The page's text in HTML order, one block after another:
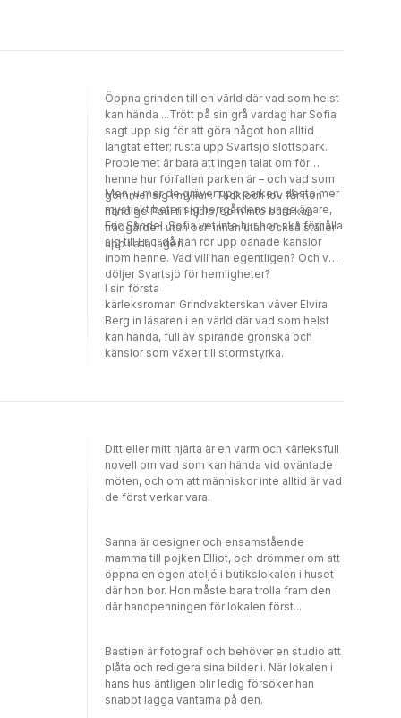
även småbarnspappan Max – varm, trygg och
den perfekta fadersfiguren för Ida. På olika
sätt väcker de båda männen något i Ella.
Kommer hon kunna fortsätta som förut i trygg
ensamhet? Eller ska hon våga tro på kärleken
igen?Elvira Bergs första kärleksroman
Grindvakterskan möttes av fina recensioner
och i Bröllopsbyrån bjuder hon in till en värld
av vardagskaos, cremefärgat siden och
tokiga brudpar, där den stora kärleken kan
komma i olika former.
Öppna grinden till en värld där vad som helst
kan hända ...Trött på sin grå vardag har Sofia
sagt upp sig för att göra något hon alltid
längtat efter; rusta upp Svartsjö slottspark.
Problemet är bara att ingen talat om för
henne hur förfallen parken är – och vad som
gömmer sig i myllan. Tack och lov får hon
händige Paul till hjälp, som inte bara kan
trädgården utan och innan utan också ställer
upp i alla lägen.
Men ju mer de gräver upp parken, desto mer
mystiskt beter sig herrgårdens unge ägare,
Eric Sandel. Sofia vet inte hur hon ska förhålla
sig till Eric, då han rör upp oanade känslor
inom henne. Vad vill han egentligen? Och vad
döljer Svartsjö för hemligheter?
I sin första
kärleksroman Grindvakterskan väver Elvira
Berg in läsaren i en värld där vad som helst
kan hända, full av spirande grönska och
känslor som växer till stormstyrka.
Ditt eller mitt hjärta är en varm och kärleksfull
novell om vad som kan hända vid oväntade
möten, och om att människor inte alltid är vad
de först verkar vara.
Sanna är designer och ensamstående
mamma till pojken Elliot, och drömmer om att
öppna en egen ateljé i butikslokalen i huset
där hon bor. Hon måste bara trolla fram den
där handpenningen för lokalen först...
Bastien är fotograf och behöver en studio att
plåta och redigera sina bilder i. När lokalen i
hans hus äntligen blir ledig försöker han
snabbt lägga vantarna på den.